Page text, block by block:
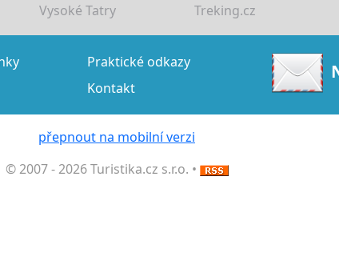
Vysoké Tatry Treking.cz
Praktické odkazy
Kontakt
přepnout na mobilní verzi
© 2007 - 2026 Turistika.cz s.r.o. •